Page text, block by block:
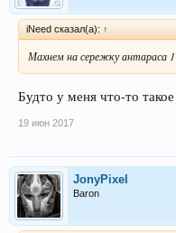
iNeed сказал(а): ↑
Махнем на сережку антараса
Будто у меня что-то
19 июн 2017
JonyPixel
Baron